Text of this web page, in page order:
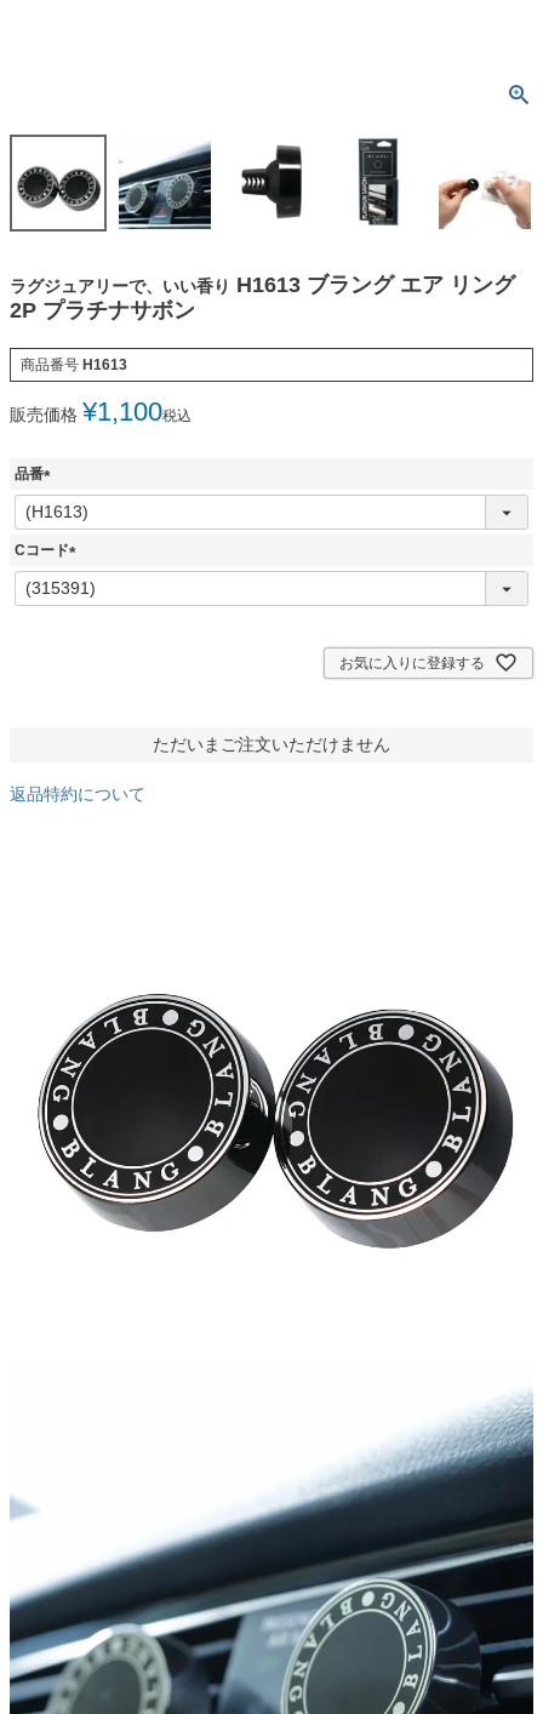
ラグジュアリーで、いい香り H1613 ブラング エア リング
2P プラチナサボン
商品番号 H1613
販売価格 ¥1,100税込
品番
(
必
須
Cコード
(
必
お気に入りに登録する
ただいまご注文いただけません
返品特約について